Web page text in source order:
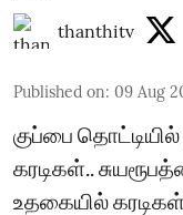
thanthitv
Published on: 09 Aug
குப்பை தொட்டியில்
கரடிகள்..
உதகையில்